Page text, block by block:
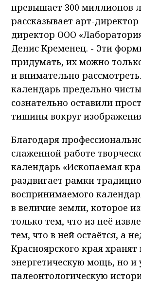
превышает 300 миллионов
рассказывает арт-
директор ООО
Денис Кременец. - Эти
придумать, их можно
и внимательно
календарь предельно
сознательно оставили
тишины вокруг
Благодаря
слаженной работе
календарь «Ископаемая
раздвигает рамки
воспринимаемого
в величие земли, которое
только тем, что из неё
тем, что в ней остаётся, а
Красноярского края хранят
энергетическую мощь, но и
палеонтологическую